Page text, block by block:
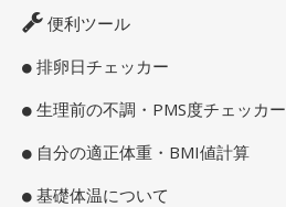
便利ツール
排卵日チェッカー
生理前の不調・PMS度チェッカー
自分の適正体重・BMI値計算
基礎体温について